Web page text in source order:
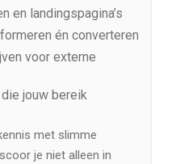
en landingspagina’s
én converteren
voor externe
jouw bereik
met slimme
je niet alleen in